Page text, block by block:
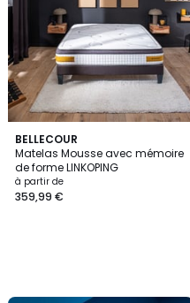
BELLECOUR
Matelas Mousse avec mémoire
de forme LINKOPING
à partir de
359,99 €